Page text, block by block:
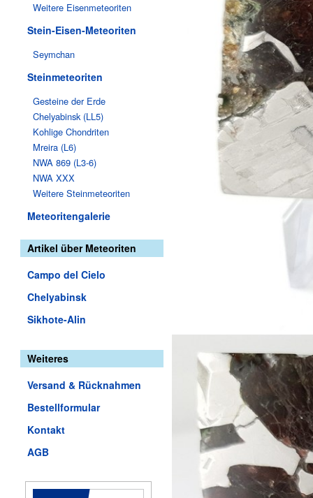
Weitere Eisenmeteoriten
Stein-Eisen-Meteoriten
Seymchan
Steinmeteoriten
Gesteine der Erde
Chelyabinsk (LL5)
Kohlige Chondriten
Mreira (L6)
NWA 869 (L3-6)
NWA XXX
Weitere Steinmeteoriten
Meteoritengalerie
Artikel über Meteoriten
Campo del Cielo
Chelyabinsk
Sikhote-Alin
Weiteres
Versand & Rücknahmen
Bestellformular
Kontakt
AGB